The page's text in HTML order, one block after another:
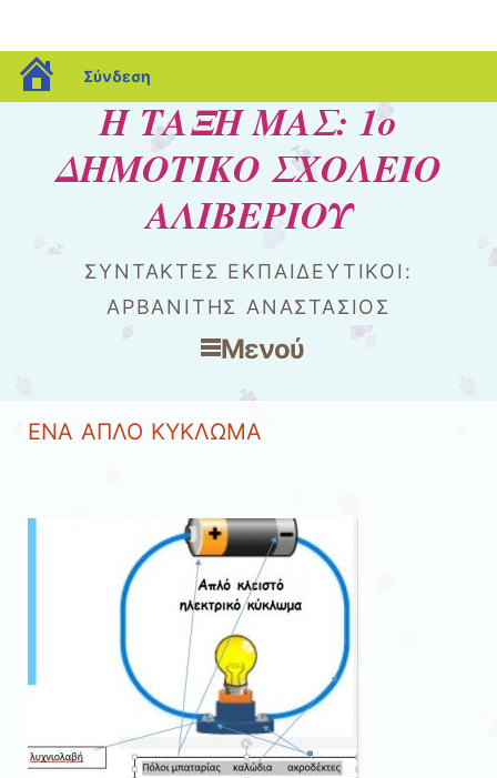
blogs.sch.gr
Σύνδεση
Η ΤΑΞΗ ΜΑΣ: 1ο
ΔΗΜΟΤΙΚΟ ΣΧΟΛΕΙΟ
ΑΛΙΒΕΡΙΟΥ
ΣΥΝΤΑΚΤΕΣ ΕΚΠΑΙΔΕΥΤΙΚΟΙ:
ΑΡΒΑΝΙΤΗΣ ΑΝΑΣΤΑΣΙΟΣ
Μενού
ΕΝΑ ΑΠΛΟ ΚΥΚΛΩΜΑ